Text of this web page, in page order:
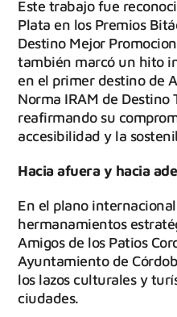
Este trabajo fue
Plata en los Premios
Destino Mejor
también marcó un hito
en el primer destino de
Norma IRAM de
reafirmando su
accesibilidad y la
Hacia afuera y hacia
En el plano
hermanamientos
Amigos de los Patios
Ayuntamiento de
los lazos culturales y
ciudades.